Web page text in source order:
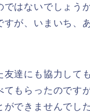
ではないでしょう
すが、いまいち、
友達にも協力して
てもらったのです
できませんでした